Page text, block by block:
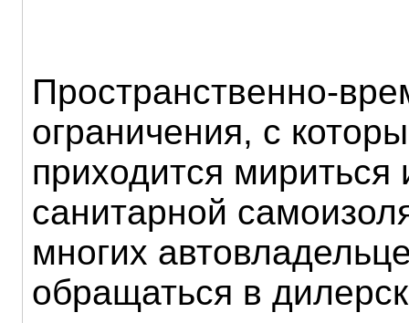
Пространственно-
ограничения, с
приходится мириться
санитарной
многих
обращаться в